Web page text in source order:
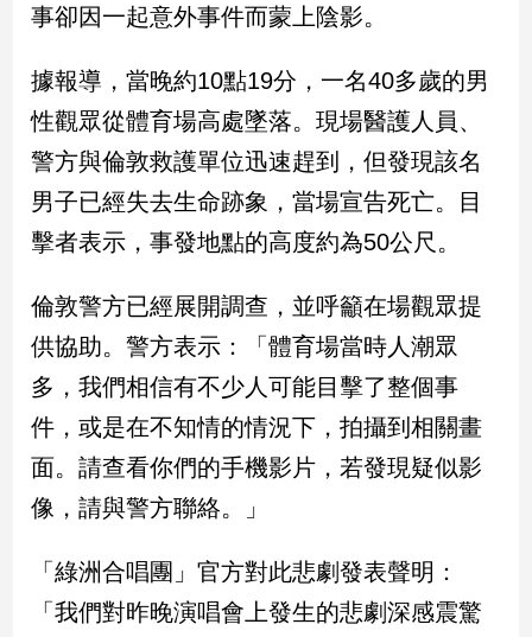
焦
品
點
民
調
國
會
觀
兩
岸/
國
社
地
事卻因一起意外事件而蒙上陰影。
據報導，當晚約10點19分，一名40多歲的男
性觀眾從體育場高處墜落。現場醫護人員、
警方與倫敦救護單位迅速趕到，但發現該名
男子已經失去生命跡象，當場宣告死亡。目
擊者表示，事發地點的高度約為50公尺。
倫敦警方已經展開調查，並呼籲在場觀眾提
供協助。警方表示：「體育場當時人潮眾
多，我們相信有不少人可能目擊了整個事
件，或是在不知情的情況下，拍攝到相關畫
面。請查看你們的手機影片，若發現疑似影
像，請與警方聯絡。」
「綠洲合唱團」官方對此悲劇發表聲明：
「我們對昨晚演唱會上發生的悲劇深感震驚